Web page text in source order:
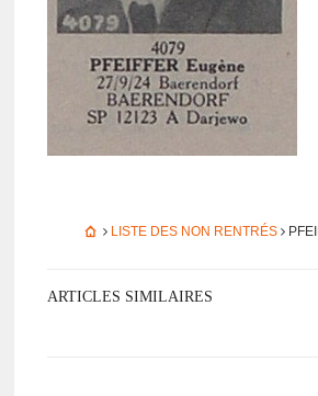
LISTE DES NON RENTRÉS
ARTICLES SIMILAIRES